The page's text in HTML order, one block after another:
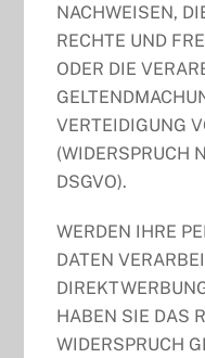
NACHWEISEN,
RECHTE UND
ODER DIE
VERTEIDIGUNG
(WIDERSPRUCH
DSGVO).
WERDEN IHRE
DATEN
HABEN SIE DAS
WIDERSPRUCH